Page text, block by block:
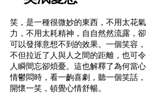
笑，是一種很微妙的東西，不用太花氣
力，不用太耗精神，自自然然流露，卻
可以發揮意想不到的效果。一個笑容，
不但拉近了人與人之間的距離，也可令
人瞬間忘卻煩憂。這也解釋了為何當心
情鬱悶時，看一齣喜劇，聽一個笑話，
開懷一笑，頓覺心情舒暢。